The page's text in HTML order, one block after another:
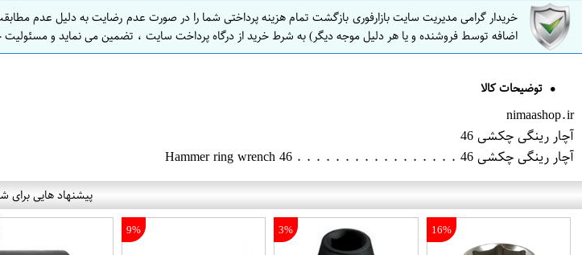
خریدار گرامی مدیریت سایت بازارفوری بازگشت تمام هزینه پرداختی شما را در صورت عدم رضایت به دلیل عدم
اضافه توسط فروشنده و یا هر دلیل موجه دیگر) به شرط خرید از درگاه پرداخت سایت ، تضمین می نماید و مسئولیت
توضیحات کالا
nimaashop.ir
آچار رینگی چکشی 46
آچار رینگی چکشی 46 . . . . . . . . . . . . . . . . . Hammer ring wrench 46
پیشنهاد هایی برای
16%
3%
9%